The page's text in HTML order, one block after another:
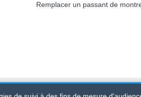
Remplacer un passant de